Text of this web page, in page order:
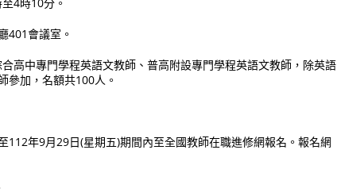
401會議室。
高中專門學程英語文教師、普高附設專門學程英語文教師，除英語
參加，名額共100人。
112年9月29日(星期五)期間內至全國教師在職進修網報名。報名網